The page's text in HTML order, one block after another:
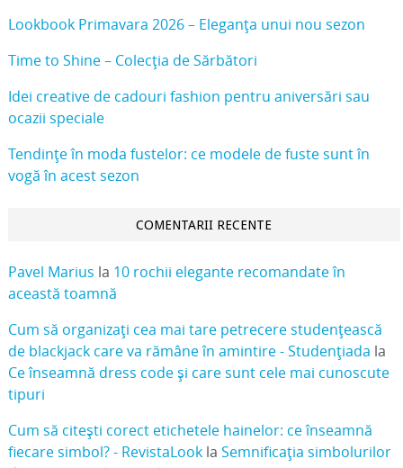
Lookbook Primavara 2026 – Eleganța unui nou sezon
Time to Shine – Colecția de Sărbători
Idei creative de cadouri fashion pentru aniversări sau
ocazii speciale
Tendințe în moda fustelor: ce modele de fuste sunt în
vogă în acest sezon
COMENTARII RECENTE
Pavel Marius la 10 rochii elegante recomandate în
această toamnă
Cum să organizați cea mai tare petrecere studențească
de blackjack care va rămâne în amintire - Studențiada la
Ce înseamnă dress code și care sunt cele mai cunoscute
tipuri
Cum să citești corect etichetele hainelor: ce înseamnă
fiecare simbol? - RevistaLookla Semnificația simbolurilor